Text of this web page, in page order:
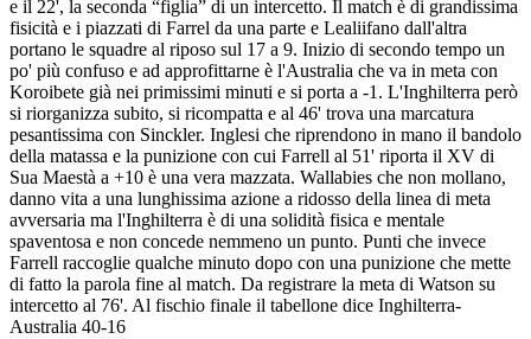
e il 22', la seconda “figlia” di un intercetto. Il match è di grandissima
fisicità e i piazzati di Farrel da una parte e Lealiifano dall'altra
portano le squadre al riposo sul 17 a 9. Inizio di secondo tempo un
po' più confuso e ad approfittarne è l'Australia che va in meta con
Koroibete già nei primissimi minuti e si porta a -1. L'Inghilterra però
si riorganizza subito, si ricompatta e al 46' trova una marcatura
pesantissima con Sinckler. Inglesi che riprendono in mano il bandolo
della matassa e la punizione con cui Farrell al 51' riporta il XV di
Sua Maestà a +10 è una vera mazzata. Wallabies che non mollano,
danno vita a una lunghissima azione a ridosso della linea di meta
avversaria ma l'Inghilterra è di una solidità fisica e mentale
spaventosa e non concede nemmeno un punto. Punti che invece
Farrell raccoglie qualche minuto dopo con una punizione che mette
di fatto la parola fine al match. Da registrare la meta di Watson su
intercetto al 76'. Al fischio finale il tabellone dice Inghilterra-
Australia 40-16